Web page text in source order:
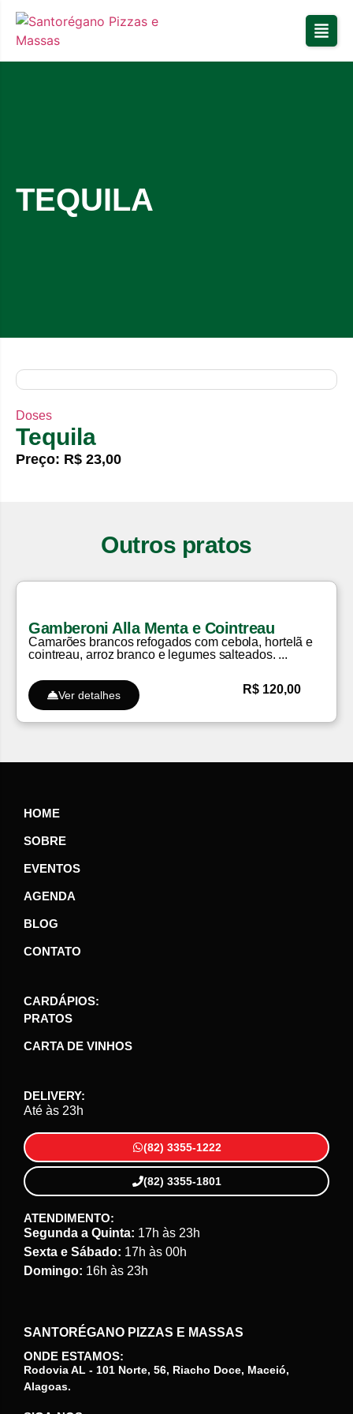
TEQUILA
Doses
Tequila
Preço: R$ 23,00
Outros pratos
Gamberoni Alla Menta e Cointreau
Camarões brancos refogados com cebola, hortelã e
cointreau, arroz branco e legumes salteados. ...
Ver detalhes R$ 120,00
HOME
SOBRE
EVENTOS
AGENDA
BLOG
CONTATO
CARDÁPIOS:
PRATOS
CARTA DE VINHOS
DELIVERY:
Até às 23h
(82) 3355-1222
(82) 3355-1801
ATENDIMENTO:
Segunda a Quinta: 17h às 23h
Sexta e Sábado: 17h às 00h
Domingo: 16h às 23h
SANTORÉGANO PIZZAS E MASSAS
ONDE ESTAMOS:
Rodovia AL - 101 Norte, 56, Riacho Doce, Maceió,
Alagoas.